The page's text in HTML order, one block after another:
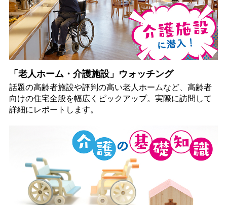
「老人ホーム・介護施設」ウォッチング
話題の高齢者施設や評判の高い老人ホームなど、高齢者
向けの住宅全般を幅広くピックアップ。実際に訪問して
詳細にレポートします。